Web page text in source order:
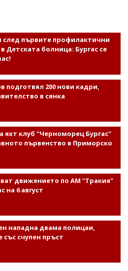
след първите профилактични
Детската болница: Бургас се
подготвял 200 нови кадри,
в сянка
яхт клуб "Черноморец Бургас"
първенство в Приморско
движението по АМ "Тракия"
на 6 август
нападна двама полицаи,
със счупен пръст